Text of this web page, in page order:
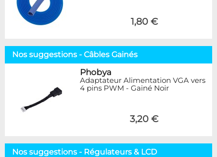
1,80 €
Nos suggestions - Câbles Gainés
Phobya
Adaptateur Alimentation VGA vers
4 pins PWM - Gainé Noir
3,20 €
Nos suggestions - Régulateurs & LCD